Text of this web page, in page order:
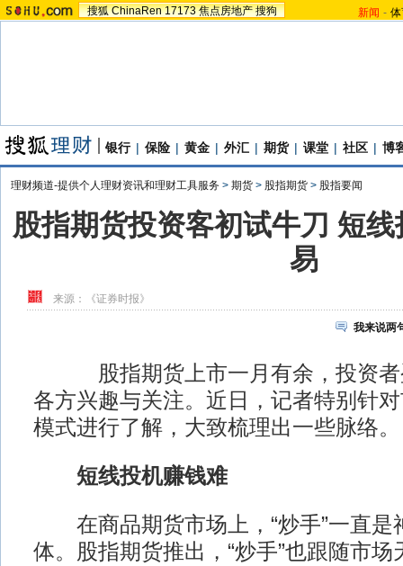
搜狐 ChinaRen 17173 焦点房地产 搜狗 新闻 -
银行 | 保险 | 黄金 | 外汇 | 期货 | 课堂 | 社区 | 博
理财频道-提供个人理财资讯和理财工具服务 > 期货 > 股指期货 > 股指要闻
股指期货投资客初试牛刀 短
易
来源： 《证券时报》
我来说两
股指期货上市一月有余，投资者
各方兴趣与关注。近日，记者特别针
模式进行了解，大致梳理出一些脉络。
短线投机赚钱难
在商品期货市场上，“炒手”一直是
体。股指期货推出，“炒手”也跟随市